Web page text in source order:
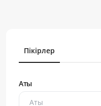
Пікірлер
Аты